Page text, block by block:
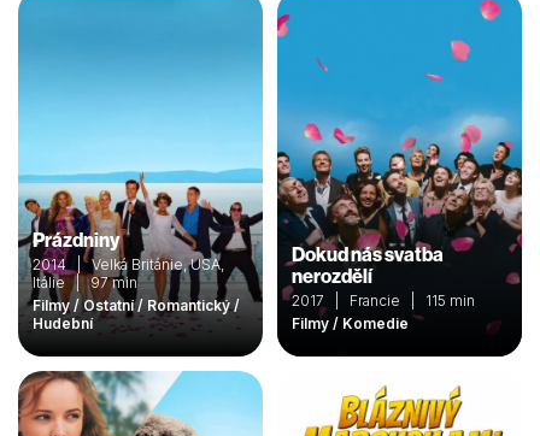
Prázdniny
2014 | Velká Británie, USA,
Itálie | 97 min
Filmy / Ostatní / Romantický /
Hudební
Dokud nás svatba
nerozdělí
2017 | Francie | 115 min
Filmy / Komedie